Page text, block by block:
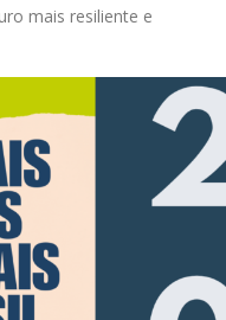
mais resiliente e